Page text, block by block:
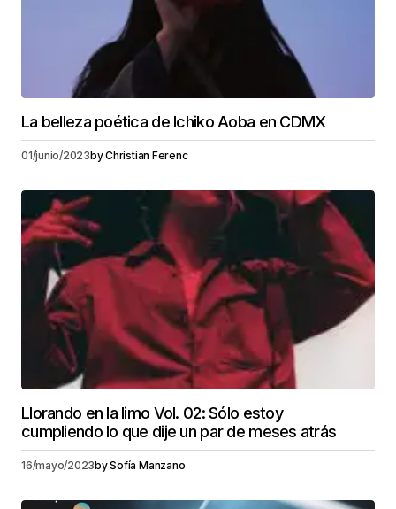
La belleza poética de Ichiko Aoba en CDMX
01/junio/2023byChristian Ferenc
Llorando en la limo Vol. 02: Sólo estoy
cumpliendo lo que dije un par de meses atrás
16/mayo/2023bySofía Manzano